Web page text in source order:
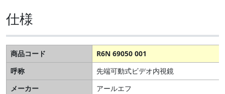
仕様
商品コード
R6N 69050 001
呼称
先端可動式ビデオ内視鏡
メーカー
アールエフ